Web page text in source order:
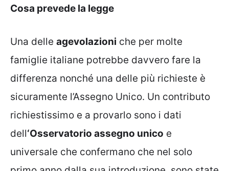
Cosa prevede la legge
Una delle agevolazioni che per molte
famiglie italiane potrebbe davvero fare la
differenza nonché una delle più richieste è
sicuramente l’Assegno Unico. Un contributo
richiestissimo e a provarlo sono i dati
dell‘Osservatorio assegno unico e
universale che confermano che nel solo